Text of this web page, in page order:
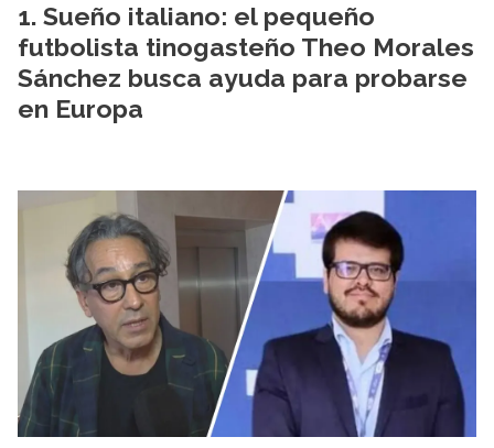
Sueño italiano: el pequeño
futbolista tinogasteño Theo Morales
Sánchez busca ayuda para probarse
en Europa